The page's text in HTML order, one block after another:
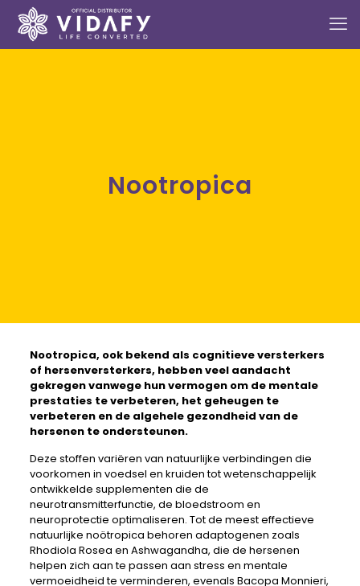
Nootropica
Nootropica, ook bekend als cognitieve versterkers
of hersenversterkers, hebben veel aandacht
gekregen vanwege hun vermogen om de mentale
prestaties te verbeteren, het geheugen te
verbeteren en de algehele gezondheid van de
hersenen te ondersteunen.
Deze stoffen variëren van natuurlijke verbindingen die
voorkomen in voedsel en kruiden tot wetenschappelijk
ontwikkelde supplementen die de
neurotransmitterfunctie, de bloedstroom en
neuroprotectie optimaliseren. Tot de meest effectieve
natuurlijke noötropica behoren adaptogenen zoals
Rhodiola Rosea en Ashwagandha, die de hersenen
helpen zich aan te passen aan stress en mentale
vermoeidheid te verminderen, evenals Bacopa Monnieri,